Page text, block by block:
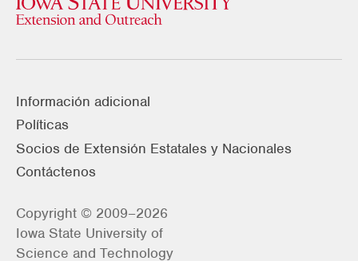
Información adicional
Políticas
Socios de Extensión Estatales y Nacionales
Contáctenos
Copyright © 2009–2026
Iowa State University of
Science and Technology